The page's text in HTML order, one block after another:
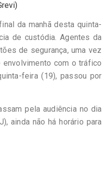
da manhã desta quinta-
de custódia. Agentes da
de segurança, uma vez
com o tráfico
feira (19), passou por
pela audiência no dia
ainda não há horário para